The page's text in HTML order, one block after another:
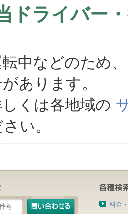
ドライバー
中などのため
あります。
くは各地域の
い。
料金